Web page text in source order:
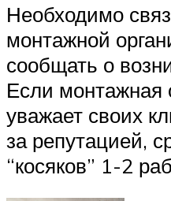
Необходимо
монтажной
сообщать о
Если монтажная
уважает своих
за репутацией,
“косяков” 1-2